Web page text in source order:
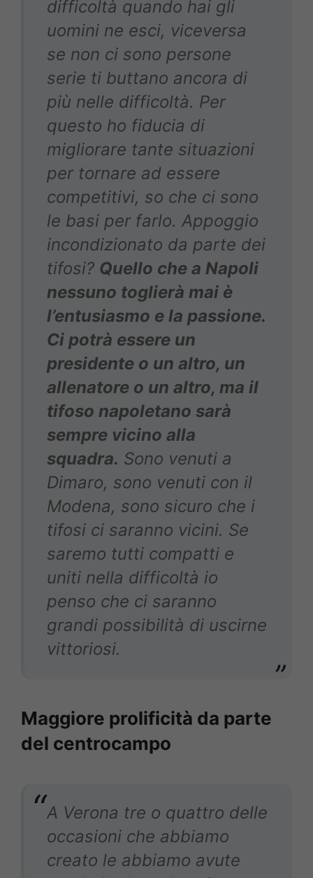
difficoltà quando hai gli
uomini ne esci, viceversa
se non ci sono persone
serie ti buttano ancora di
più nelle difficoltà. Per
questo ho fiducia di
migliorare tante situazioni
per tornare ad essere
competitivi, so che ci sono
le basi per farlo. Appoggio
incondizionato da parte dei
tifosi? Quello che a Napoli
nessuno toglierà mai è
l’entusiasmo e la passione.
Ci potrà essere un
presidente o un altro, un
allenatore o un altro, ma il
tifoso napoletano sarà
sempre vicino alla
squadra. Sono venuti a
Dimaro, sono venuti con il
Modena, sono sicuro che i
tifosi ci saranno vicini. Se
saremo tutti compatti e
uniti nella difficoltà io
penso che ci saranno
grandi possibilità di uscirne
vittoriosi.
Maggiore prolificità da parte
del centrocampo
A Verona tre o quattro delle
occasioni che abbiamo
creato le abbiamo avute